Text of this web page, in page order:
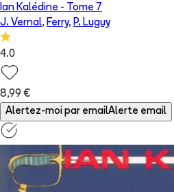
Ian Kalédine - Tome 7
J. Vernal, Ferry, P. Luguy
4.0
8,99 €
Alertez-moi par emailAlerte email